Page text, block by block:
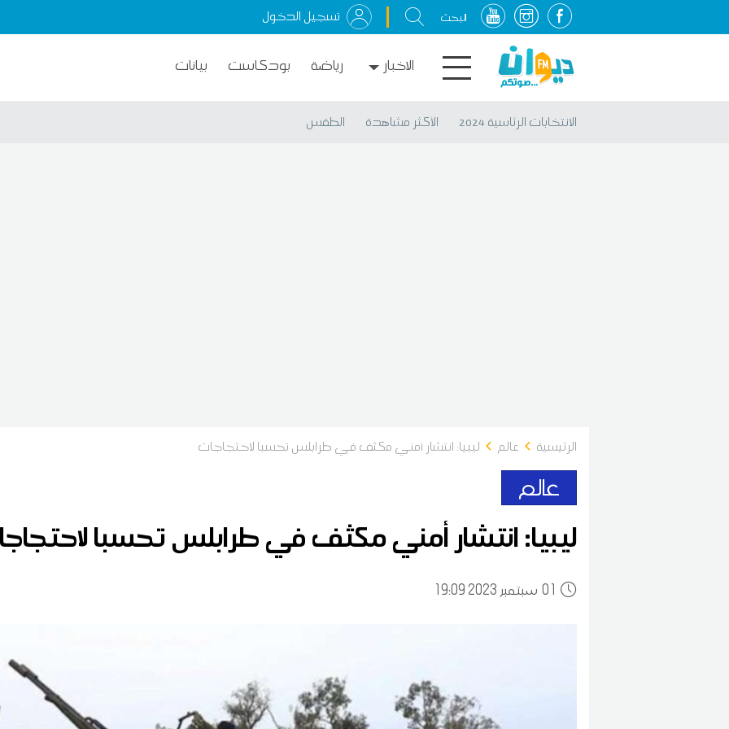
تسجيل الدخول
الاخبار رياضة بودكاست بيانات
الانتخابات الرئاسية 2024 الأكثر مشاهدة الطقس
الرئيسية عالم ليبيا: انتشار أمني مكثف في طرابلس تحسبا لاحتجاجات
عالم
ليبيا: انتشار أمني مكثف في طرابلس تحسبا
01 19:09 2023 سبتمبر